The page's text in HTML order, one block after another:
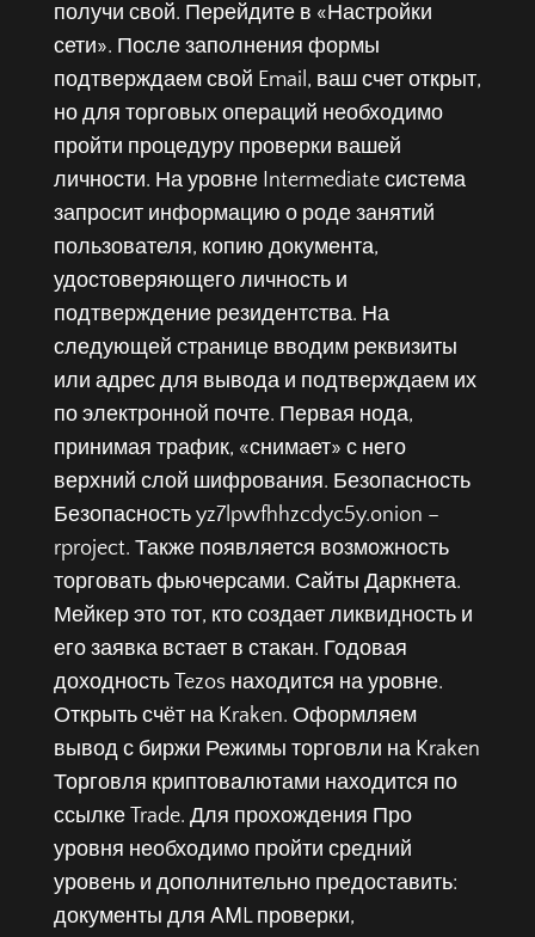
получи свой. Перейдите в «Настройки
сети». После заполнения формы
подтверждаем свой Email, ваш счет открыт,
но для торговых операций необходимо
пройти процедуру проверки вашей
личности. На уровне Intermediate система
запросит информацию о роде занятий
пользователя, копию документа,
удостоверяющего личность и
подтверждение резидентства. На
следующей странице вводим реквизиты
или адрес для вывода и подтверждаем их
по электронной почте. Первая нода,
принимая трафик, «снимает» с него
верхний слой шифрования. Безопасность
Безопасность yz7lpwfhhzcdyc5y.onion –
rproject. Также появляется возможность
торговать фьючерсами. Сайты Даркнета.
Мейкер это тот, кто создает ликвидность и
его заявка встает в стакан. Годовая
доходность Tezos находится на уровне.
Открыть счёт на Kraken. Оформляем
вывод с биржи Режимы торговли на Kraken
Торговля криптовалютами находится по
ссылке Trade. Для прохождения Про
уровня необходимо пройти средний
уровень и дополнительно предоставить:
документы для AML проверки,